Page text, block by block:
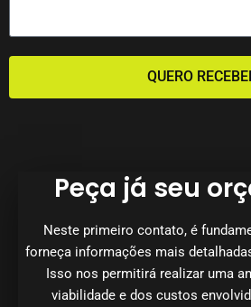
QUERO
Peça já seu
Neste primeiro contato, é
forneça informações mais
Isso nos permitirá realizar uma
viabilidade e dos custos